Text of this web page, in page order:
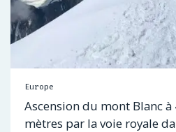
Europe
Ascension du mont Blanc à
mètres par la voie royale